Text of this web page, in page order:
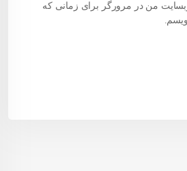
من در مرورگر برای زمانی که